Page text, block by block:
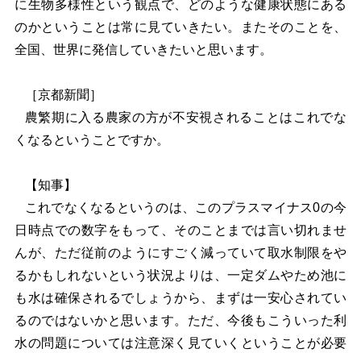
に生物多様性という観点で、どのような健康状態にある
のかということは常に見ていきたい。またそのことを、
全国、世界に発信していきたいと思います。
［京都新聞］
農繁期に入る農家の方が不安視されることはこれでな
くなるということですか。
【知事】
これでなくなるというのは、このプラスマイナス0の今
日時点での数字をもって、そのことまでは言い切れませ
んが、ただ従前のようにすごく減っていて取水制限をや
るかもしれないという状況よりは、一定ダムやため池に
も水は確保されるでしょうから、まずは一安心されてい
るのではないかと思います。ただ、今後もこういった利
水の問題については注意深く見ていくということが必要